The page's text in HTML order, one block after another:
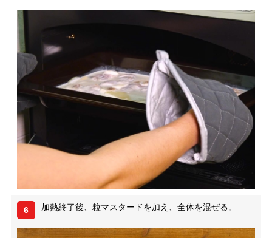
6 加熱終了後、粒マスタードを加え、全体を混ぜる。